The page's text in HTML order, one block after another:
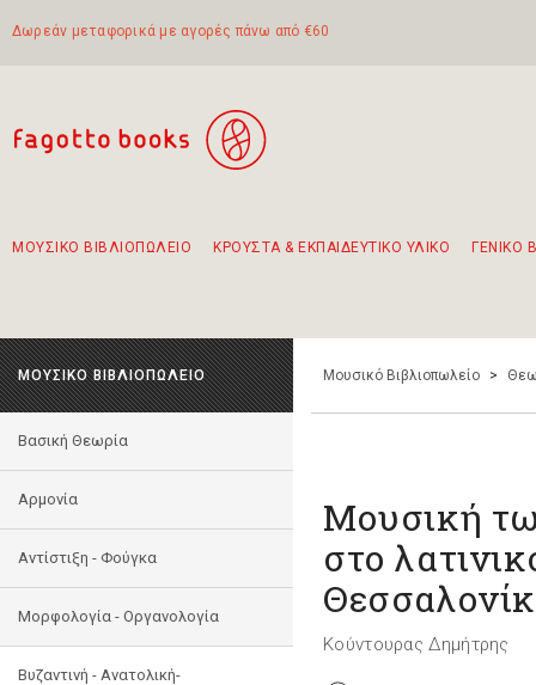
Δωρεάν μεταφορικά με αγορές πάνω από €60
ΜΟΥΣΙΚΟ ΒΙΒΛΙΟΠΩΛΕΙΟ ΚΡΟΥΣΤΑ & ΕΚΠΑΙΔΕΥΤΙΚΟ ΥΛΙΚΟ ΓΕΝΙΚΟ
ΜΟΥΣΙΚΟ ΒΙΒΛΙΟΠΩΛΕΙΟ
Βασική Θεωρία
Αρμονία
Αντίστιξη - Φούγκα
Μορφολογία - Οργανολογία
Bυζαντινή - Ανατολική-
Μουσικό Βιβλιοπωλείο >
Μουσική
στο
Κούντουρας Δημήτρης